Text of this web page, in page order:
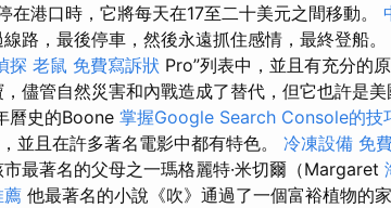
在港口時，它將每天在17至二十美元之間移動。
路，最後停車，然後永遠抓住感情，最終登船。
探 老鼠 免費寫訴狀 Pro”列表中，並且有充分的
儘管自然災害和內戰造成了替代，但它也許是美
曆史的Boone 掌握Google Search Console的技
並且在許多著名電影中都有特色。 冷凍設備 免
最著名的父母之一瑪格麗特·米切爾（Margaret
薦 他最著名的小說《吹》通過了一個富裕植物的